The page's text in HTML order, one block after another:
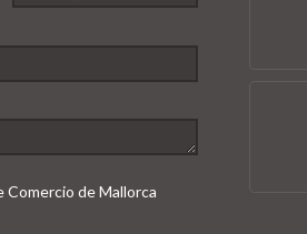
Comercio de Mallorca